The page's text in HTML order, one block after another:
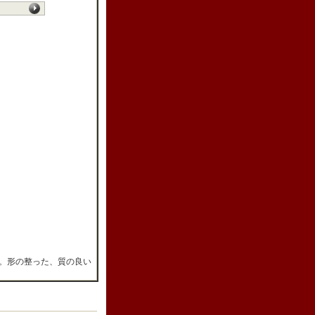
形の整った、質の良い